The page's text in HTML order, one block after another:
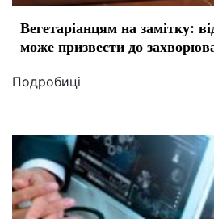
Вегетаріанцям на замітку:
може призвести до
Подробиці